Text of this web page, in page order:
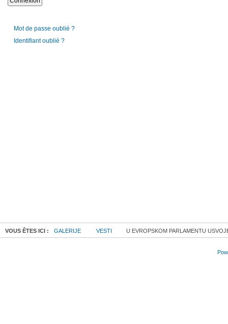
Mot de passe oublié ?
Identifiant oublié ?
VOUS ÊTES ICI : GALERIJE VESTI U EVROPSKOM PARLAMENTU